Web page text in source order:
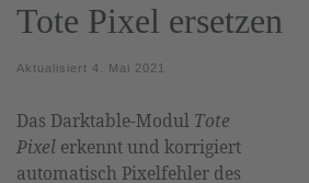
Tote Pixel ersetzen
Aktualisiert 4. Mai 2021
Das Darktable-Modul Tote
Pixel erkennt und korrigiert
automatisch Pixelfehler des